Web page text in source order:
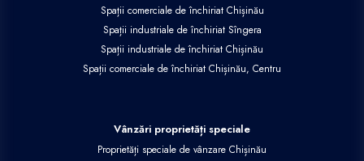
Spații comerciale de închiriat Chișinău
Spații industriale de închiriat Sîngera
Spații industriale de închiriat Chișinău
Spații comerciale de închiriat Chișinău, Centru
Vânzări proprietăți speciale
Proprietăți speciale de vânzare Chișinău